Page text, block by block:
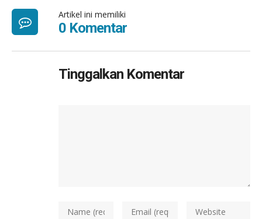
Artikel ini memiliki
0 Komentar
Tinggalkan Komentar